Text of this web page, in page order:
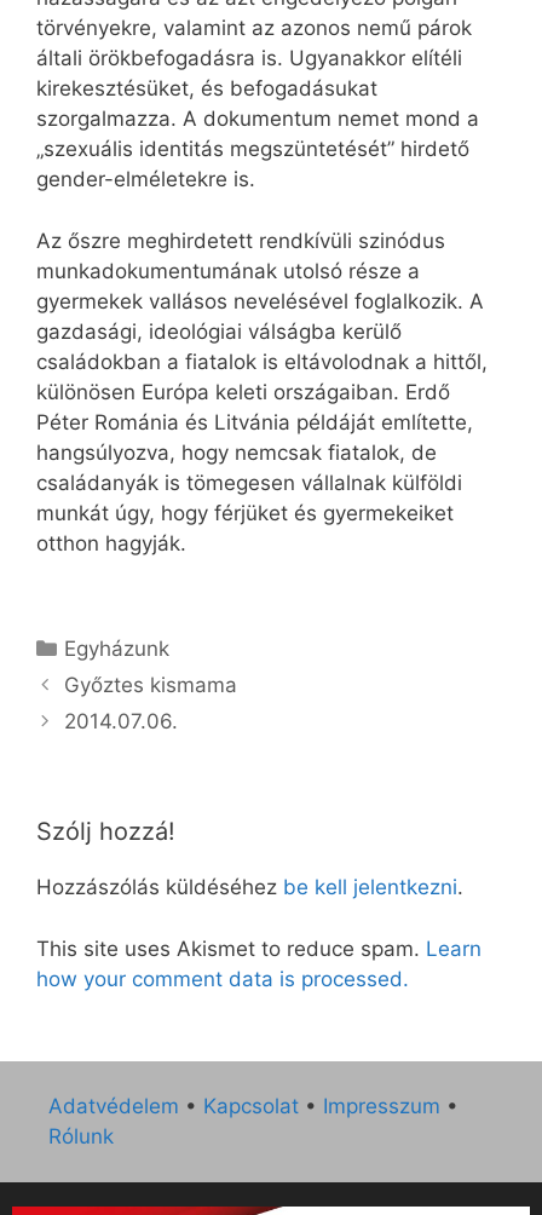
törvényekre, valamint az azonos nemű párok
általi örökbefogadásra is. Ugyanakkor elítéli
kirekesztésüket, és befogadásukat
szorgalmazza. A dokumentum nemet mond a
„szexuális identitás megszüntetését” hirdető
gender-elméletekre is.
Az őszre meghirdetett rendkívüli szinódus
munkadokumentumának utolsó része a
gyermekek vallásos nevelésével foglalkozik. A
gazdasági, ideológiai válságba kerülő
családokban a fiatalok is eltávolodnak a hittől,
különösen Európa keleti országaiban. Erdő
Péter Románia és Litvánia példáját említette,
hangsúlyozva, hogy nemcsak fiatalok, de
családanyák is tömegesen vállalnak külföldi
munkát úgy, hogy férjüket és gyermekeiket
otthon hagyják.
Kategória
Egyházunk
Győztes kismama
2014.07.06.
Szólj hozzá!
Hozzászólás küldéséhez be kell jelentkezni.
This site uses Akismet to reduce spam. Learn
how your comment data is processed.
Adatvédelem • Kapcsolat • Impresszum •
Rólunk